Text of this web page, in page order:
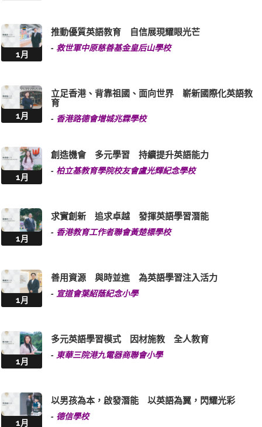
1月
推動優質英語教育 自信展現耀眼光芒
- 救世軍中原慈善基金皇后山學校
1月
立足香港、背靠祖國、面向世界 嶄新國際化英語教
育
- 香港路德會增城兆霖學校
1月
創造機會 多元學習 持續提升英語能力
- 柏立基教育學院校友會盧光輝紀念學校
1月
求實創新 追求卓越 發揮英語學習潛能
- 香港教育工作者聯會黃楚標學校
1月
善用資源 與時並進 為英語學習注入活力
- 宣道會葉紹蔭紀念小學
1月
多元英語學習模式 因材施教 全人教育
- 東華三院港九電器商聯會小學
1月
以男孩為本，啟發潛能 以英語為翼，閃耀光彩
- 德信學校